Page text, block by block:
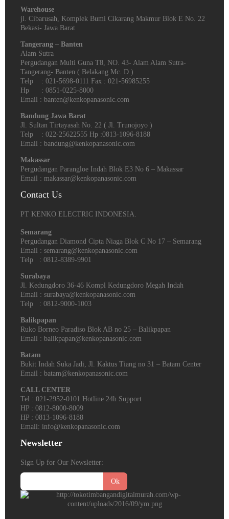
Warehouse
jl. Cibarusah, Komplek Bumi Cikarang Makmur Blok E No. 22
Bekasi- Jawa Barat
Tangerang – Banten
Alam Sutra
Pergudangan Multi Guna T8, NO. 43- Alam Alam Sutra-
Tangerang- Banten‎ ( Belakang Mc. D )
Telp : 021-5698-0111 Fax : 021-56985255
Hp : 0851-0225-8000
Email : banten@kenkopanasonic.com
Bandung Jawa Barat
Jl. Sultan Tirtayasah‎ No. 22 ( Jl. Trunojoyo )
Telp : 022-25622555 Hp :0813-1096-8188
Email : bandung@kenkopanasonic.com
Makassar
Pergudangan Parangloe Indah Blok E3 No 6 – Makassar
Email : makassar@kenkopanasonic.com
Contact Us
PT KENKO ELECTRIC INDONESIA.
Semarang
Pergudangan Diamond Cipta Niaga Blok C No 17 – Semarang
Email : semarang@kenkopanasonic.com
Telp : 0812-8389-9901
Surabaya
Jl. Kedungdoro 36-46 Kompl Kedungdoro Megah Indah
Email : surabaya@kenkopanasonic.com
Telp : 0812-9000-1003
Balikpapan
Ruko Borneo Paradiso Blok AB no 25 – Balikpapan
Email : balikpapan@kenkopanasonic.com
Batam
Bukit Indah Suka Jadi, Jl. Kaktus Tiang no 31 – Batam Center
Email : batam@kenkopanasonic.com
CALL CENTER
Tel : 021-2952-0101 Hotline 24h Support
HP : 0812-8000-8009
HP : 0813-1096-8188
Email: info@kenkopanasonic.com
Newsletter
Sign Up for Our Newsletter:
Ok